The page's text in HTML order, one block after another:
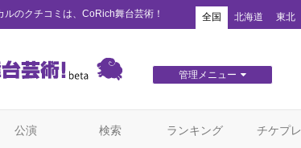
ルのクチコミは、CoRich舞台芸術！ 全国 北海道 東北
管理メニュー
公演 検索 ランキング チケプレ